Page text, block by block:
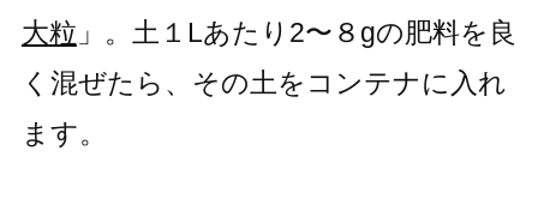
大粒 」。土１Lあたり2〜８gの肥料を良
く混ぜたら、その土をコンテナに入れ
ます。